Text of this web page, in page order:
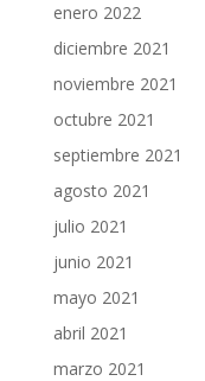
enero 2022
diciembre 2021
noviembre 2021
octubre 2021
septiembre 2021
agosto 2021
julio 2021
junio 2021
mayo 2021
abril 2021
marzo 2021